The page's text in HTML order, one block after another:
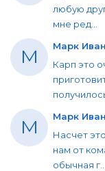
любую
мне ред...
М Марк
Карп это
получилось
М Марк
Насчет
нам от
обычная г...